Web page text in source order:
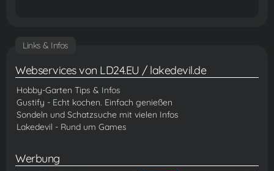
Links & Infos
Webservices von LD24.EU / lakedevil.de
Hobby-Garten Tips & Infos
Gustify - Echt kochen. Einfach genießen
Sondeln und Schatzsuche mit vielen Infos
Lakedevil - Rund um Games
Werbung